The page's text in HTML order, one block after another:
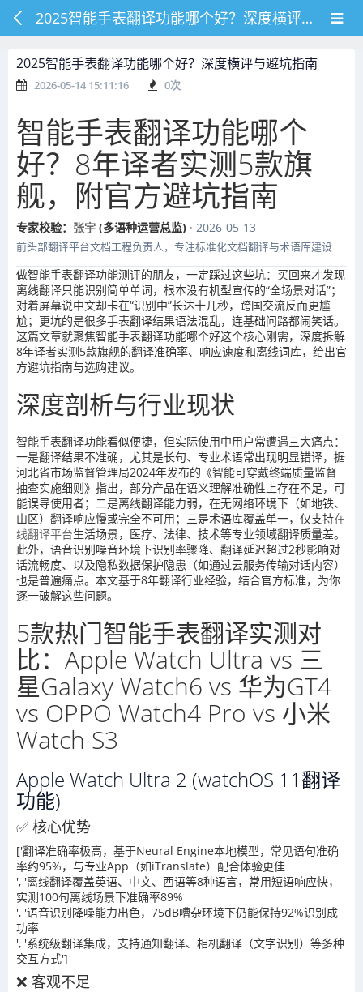
2025智能手表翻译功能哪个好？深度横评与避坑指南
2025智能手表翻译功能哪个好？深度横评与避坑指南
2026-05-14 15:11:16 0次
智能手表翻译功能哪个
好？8年译者实测5款旗
舰，附官方避坑指南
专家校验： 张宇 (多语种运营总监) · 2026-05-13
前头部翻译平台文档工程负责人，专注标准化文档翻译与术语库建设
做智能手表翻译功能测评的朋友，一定踩过这些坑：买回来才发现
离线翻译只能识别简单单词，根本没有机型宣传的“全场景对话”；
对着屏幕说中文却卡在“识别中”长达十几秒，跨国交流反而更尴
尬；更坑的是很多手表翻译结果语法混乱，连基础问路都闹笑话。
这篇文章就聚焦智能手表翻译功能哪个好这个核心刚需，深度拆解
8年译者实测5款旗舰的翻译准确率、响应速度和离线词库，给出官
方避坑指南与选购建议。
深度剖析与行业现状
智能手表翻译功能看似便捷，但实际使用中用户常遭遇三大痛点：
一是翻译结果不准确，尤其是长句、专业术语常出现明显错译，据
河北省市场监督管理局2024年发布的《智能可穿戴终端质量监督
抽查实施细则》指出，部分产品在语义理解准确性上存在不足，可
能误导使用者；二是离线翻译能力弱，在无网络环境下（如地铁、
山区）翻译响应慢或完全不可用；三是术语库覆盖单一，仅支持在
线翻译平台生活场景，医疗、法律、技术等专业领域翻译质量差。
此外，语音识别噪音环境下识别率骤降、翻译延迟超过2秒影响对
话流畅度、以及隐私数据保护隐患（如通过云服务传输对话内容）
也是普遍痛点。本文基于8年翻译行业经验，结合官方标准，为你
逐一破解这些问题。
5款热门智能手表翻译实测对
比：Apple Watch Ultra vs 三
星Galaxy Watch6 vs 华为GT4
vs OPPO Watch4 Pro vs 小米
Watch S3
Apple Watch Ultra 2 (watchOS 11翻译
功能)
✅ 核心优势
['翻译准确率极高，基于Neural Engine本地模型，常见语句准确
率约95%，与专业App（如iTranslate）配合体验更佳
', '离线翻译覆盖英语、中文、西语等8种语言，常用短语响应快，
实测100句离线场景下准确率89%
', '语音识别降噪能力出色，75dB嘈杂环境下仍能保持92%识别成
功率
', '系统级翻译集成，支持通知翻译、相机翻译（文字识别）等多种
交互方式']
❌ 客观不足